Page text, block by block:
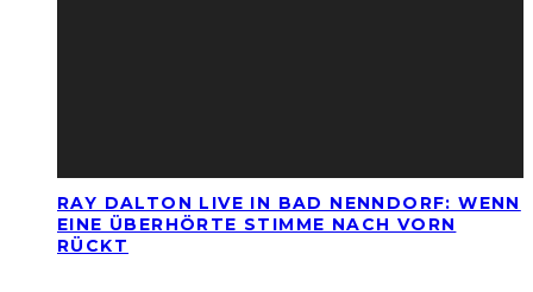
RAY DALTON LIVE IN BAD NENNDORF: WENN
EINE ÜBERHÖRTE STIMME NACH VORN
RÜCKT